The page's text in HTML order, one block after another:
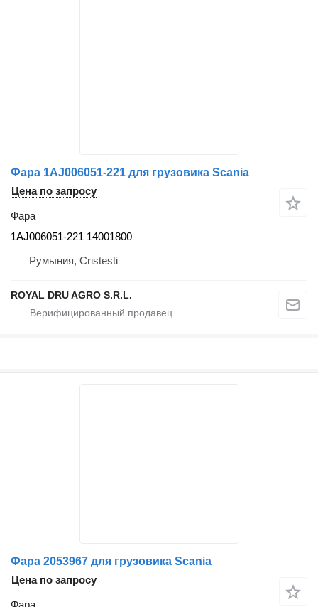
Фара 1AJ006051-221 для грузовика Scania
Цена по запросу
Фара
1AJ006051-221 14001800
Румыния, Cristesti
ROYAL DRU AGRO S.R.L.
Фара 2053967 для грузовика Scania
Цена по запросу
Фара